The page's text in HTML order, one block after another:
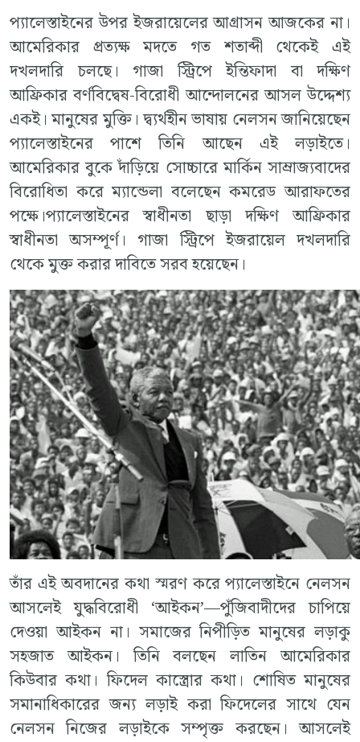
প্যালেস্তাইনের উপর ইজরায়েলের আগ্রাসন আজকের না।
আমেরিকার প্রত্যক্ষ মদতে গত শতাব্দী থেকেই এই
দখলদারি চলছে। গাজা স্ট্রিপে ইন্তিফাদা বা দক্ষিণ
আফ্রিকার বর্ণবিদ্বেষ-বিরোধী আন্দোলনের আসল উদ্দেশ্য
একই। মানুষের মুক্তি। দ্ব্যর্থহীন ভাষায় নেলসন জানিয়েছেন
প্যালেস্তাইনের পাশে তিনি আছেন এই লড়াইতে।
আমেরিকার বুকে দাঁড়িয়ে সোচ্চারে মার্কিন সাম্রাজ্যবাদের
বিরোধিতা করে ম্যান্ডেলা বলেছেন কমরেড আরাফতের
পক্ষে।প্যালেস্তাইনের স্বাধীনতা ছাড়া দক্ষিণ আফ্রিকার
স্বাধীনতা অসম্পূর্ণ। গাজা স্ট্রিপে ইজরায়েল দখলদারি
থেকে মুক্ত করার দাবিতে সরব হয়েছেন।
তাঁর এই অবদানের কথা স্মরণ করে প্যালেস্তাইনে নেলসন
আসলেই যুদ্ধবিরোধী ‘আইকন’—পুঁজিবাদীদের চাপিয়ে
দেওয়া আইকন না। সমাজের নিপীড়িত মানুষের লড়াকু
সহজাত আইকন। তিনি বলছেন লাতিন আমেরিকার
কিউবার কথা। ফিদেল কাস্ত্রোর কথা। শোষিত মানুষের
সমানাধিকারের জন্য লড়াই করা ফিদেলের সাথে যেন
নেলসন নিজের লড়াইকে সম্পৃক্ত করছেন। আসলেই